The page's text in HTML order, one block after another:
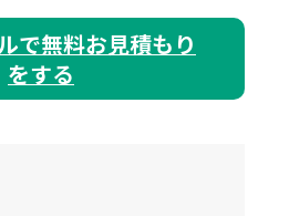
で無料お見積もり
をする